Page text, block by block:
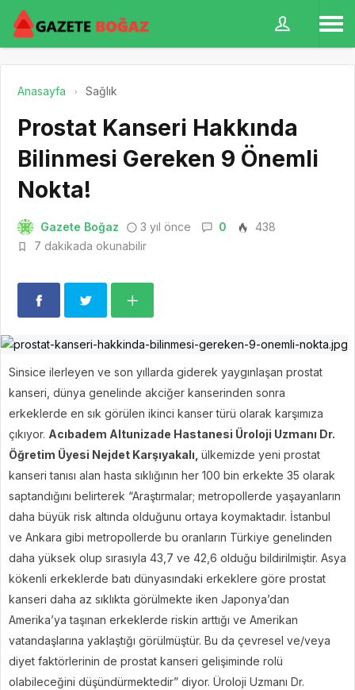
Anasayfa Sağlık
Prostat Kanseri Hakkında
Bilinmesi Gereken 9 Önemli
Nokta!
Gazete Boğaz 3 yıl önce 0
438
7 dakikada okunabilir
Sinsice ilerleyen ve son yıllarda giderek yaygınlaşan prostat
kanseri, dünya genelinde akciğer kanserinden sonra
erkeklerde en sık görülen ikinci kanser türü olarak karşımıza
çıkıyor. Acıbadem Altunizade Hastanesi Üroloji Uzmanı Dr.
Öğretim Üyesi Nejdet Karşıyakalı, ülkemizde yeni prostat
kanseri tanısı alan hasta sıklığının her 100 bin erkekte 35 olarak
saptandığını belirterek “Araştırmalar; metropollerde yaşayanların
daha büyük risk altında olduğunu ortaya koymaktadır. İstanbul
ve Ankara gibi metropollerde bu oranların Türkiye genelinden
daha yüksek olup sırasıyla 43,7 ve 42,6 olduğu bildirilmiştir. Asya
kökenli erkeklerde batı dünyasındaki erkeklere göre prostat
kanseri daha az sıklıkta görülmekte iken Japonya’dan
Amerika’ya taşınan erkeklerde riskin arttığı ve Amerikan
vatandaşlarına yaklaştığı görülmüştür. Bu da çevresel ve/veya
diyet faktörlerinin de prostat kanseri gelişiminde rolü
olabileceğini düşündürmektedir” diyor. Üroloji Uzmanı Dr.